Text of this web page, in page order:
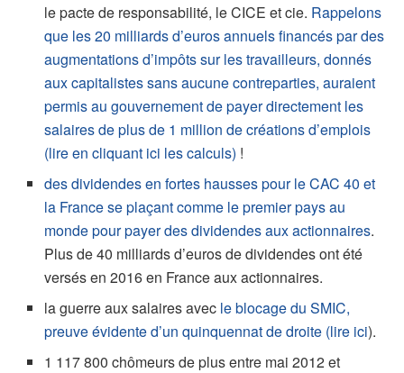
le pacte de responsabilité, le CICE et cie. Rappelons
que les 20 milliards d’euros annuels financés par des
augmentations d’impôts sur les travailleurs, donnés
aux capitalistes sans aucune contreparties, auraient
permis au gouvernement de payer directement les
salaires de plus de 1 million de créations d’emplois
(lire en cliquant ici les calculs) !
des dividendes en fortes hausses pour le CAC 40 et
la France se plaçant comme le premier pays au
monde pour payer des dividendes aux actionnaires.
Plus de 40 milliards d’euros de dividendes ont été
versés en 2016 en France aux actionnaires.
la guerre aux salaires avec le blocage du SMIC,
preuve évidente d’un quinquennat de droite (lire ici).
1 117 800 chômeurs de plus entre mai 2012 et